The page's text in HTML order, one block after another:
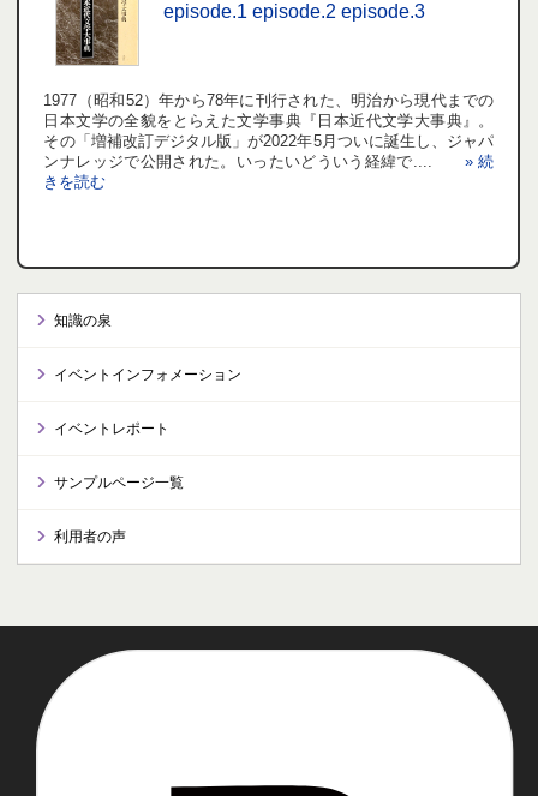
episode.1 episode.2 episode.3
1977（昭和52）年から78年に刊行された、明治から現代までの
日本文学の全貌をとらえた文学事典『日本近代文学大事典』。
その「増補改訂デジタル版」が2022年5月ついに誕生し、ジャパ
ンナレッジで公開された。いったいどういう経緯で.... » 続
きを読む
知識の泉
イベントインフォメーション
イベントレポート
サンプルページ一覧
利用者の声
推奨環境
プライバシーポリシー
著作権について